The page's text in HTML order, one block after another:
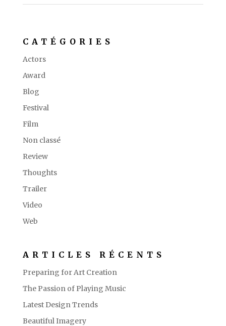
CATÉGORIES
Actors
Award
Blog
Festival
Film
Non classé
Review
Thoughts
Trailer
Video
Web
ARTICLES RÉCENTS
Preparing for Art Creation
The Passion of Playing Music
Latest Design Trends
Beautiful Imagery